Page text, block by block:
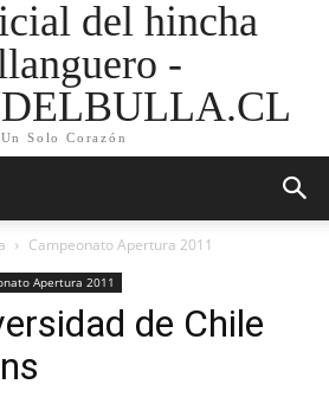
del hincha
-
Un Solo Corazón
Campeonato Apertura 2011
Apertura 2011
de Chile